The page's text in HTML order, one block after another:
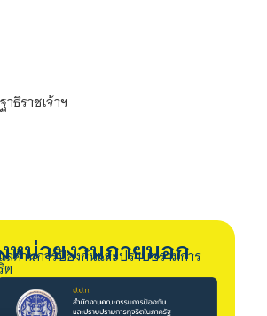
ธิราชเจ้าฯ
หน่วยงานภายนอก
ลด้านการป้องกันและปราบปรามการ
ต